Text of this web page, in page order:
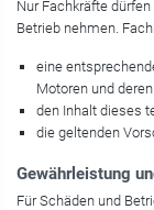
Nur Fachkräfte
Betrieb nehmen.
eine
Motoren und
den Inhalt dieses
die geltenden
Gewährleistung
Für Schäden und